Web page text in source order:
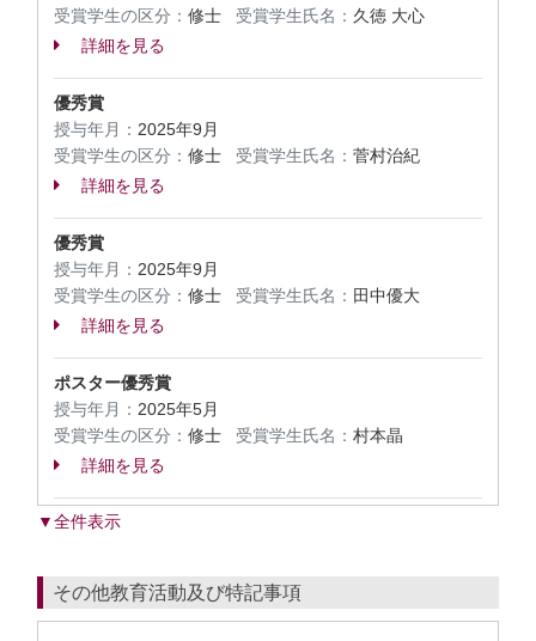
受賞学生の区分： 修士 受賞学生氏名： 久徳 大心
詳細を見る
優秀賞
授与年月： 2025年9月
受賞学生の区分： 修士 受賞学生氏名： 菅村治紀
詳細を見る
優秀賞
授与年月： 2025年9月
受賞学生の区分： 修士 受賞学生氏名： 田中優大
詳細を見る
ポスター優秀賞
授与年月： 2025年5月
受賞学生の区分： 修士 受賞学生氏名： 村本晶
詳細を見る
▼全件表示
その他教育活動及び特記事項